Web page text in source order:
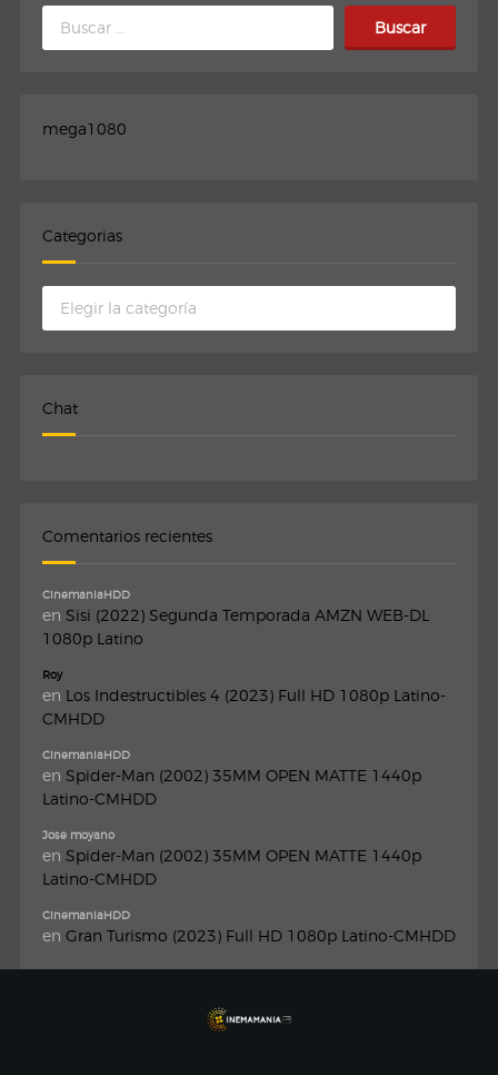
Buscar:
mega1080
Categorias
Categorias
Chat
Comentarios recientes
CinemaniaHDD
en Sisi (2022) Segunda Temporada AMZN WEB-DL
1080p Latino
Roy
en Los Indestructibles 4 (2023) Full HD 1080p Latino-
CMHDD
CinemaniaHDD
en Spider-Man (2002) 35MM OPEN MATTE 1440p
Latino-CMHDD
Jose moyano
en Spider-Man (2002) 35MM OPEN MATTE 1440p
Latino-CMHDD
CinemaniaHDD
en Gran Turismo (2023) Full HD 1080p Latino-CMHDD